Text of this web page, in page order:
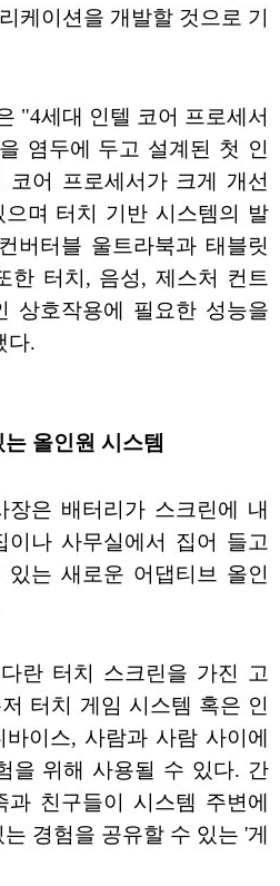
케이션을 개발할 것으로 기
"4세대 인텔 코어 프로세서
염두에 두고 설계된 첫 인
어 프로세서가 크게 개선
며 터치 기반 시스템의 발
버터블 울트라북과 태블릿
한 터치, 음성, 제스처 컨트
상호작용에 필요한 성능을
다.
올인원 시스템
장은 배터리가 스크린에 내
나 사무실에서 집어 들고
는 새로운 어댑티브 올인
란 터치 스크린을 가진 고
터치 게임 시스템 혹은 인
이스, 사람과 사람 사이에
을 위해 사용될 수 있다. 간
과 친구들이 시스템 주변에
경험을 공유할 수 있는 '게